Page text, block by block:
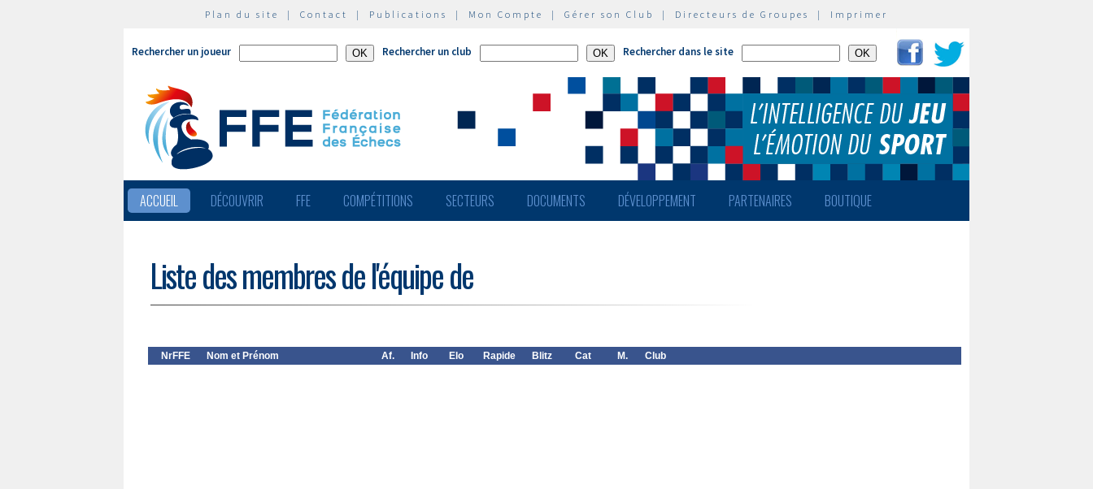
Plan du site | Contact | Publications | Mon Compte | Gérer son Club | Directeurs de Groupes | Imprimer
Rechercher un joueur Rechercher un club Rechercher dans le site
ACCUEIL DÉCOUVRIR FFE COMPÉTITIONS SECTEURS DOCUMENTS DÉVELOPPEMENT PARTENAIRES BOUTIQUE
Liste des membres de l'équipe de
NrFFE Nom et Prénom Af. Info Elo Rapide Blitz Cat M. Club